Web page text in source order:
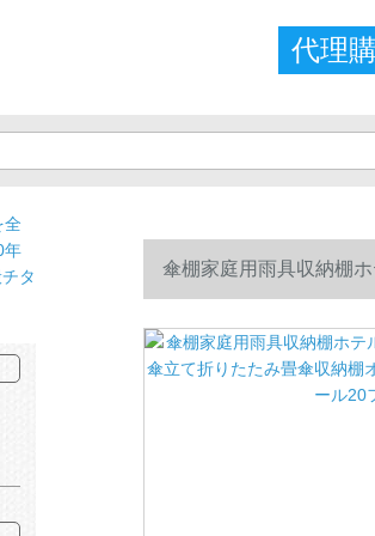
代理
傘棚家庭用雨具収納棚
ール20フルック】